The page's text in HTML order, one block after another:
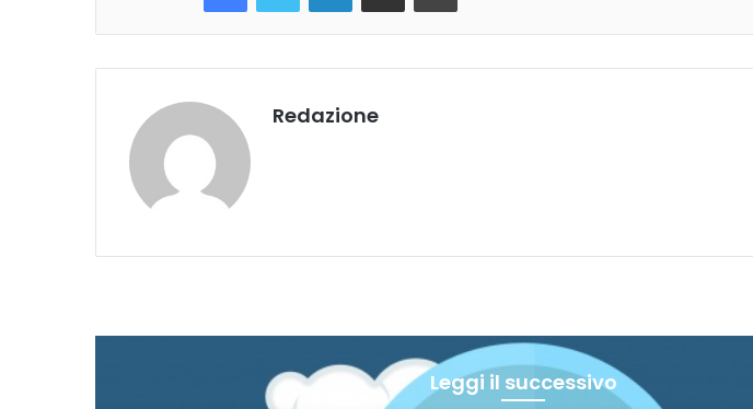
Redazione
Leggi il successivo